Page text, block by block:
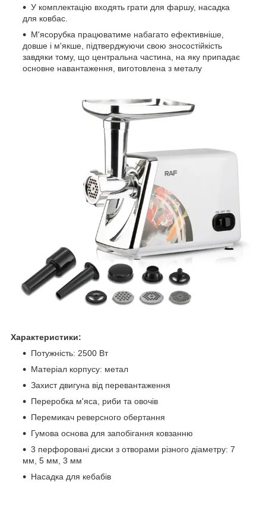
У комплектацію входять грати для фаршу, насадка
для ковбас.
М'ясорубка працюватиме набагато ефективніше,
довше і м'якше, підтверджуючи свою зносостійкість
завдяки тому, що центральна частина, на яку припадає
основне навантаження, виготовлена з металу
Характеристики:
Потужність: 2500 Вт
Матеріал корпусу: метал
Захист двигуна від перевантаження
Переробка м'яса, риби та овочів
Перемикач реверсного обертання
Гумова основа для запобігання ковзанню
3 перфоровані диски з отворами різного діаметру: 7
мм, 5 мм, 3 мм
Насадка для кебабів